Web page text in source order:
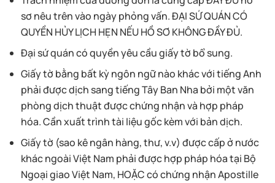
sơ nêu trên vào ngày phỏng vấn. ĐẠI SỨ QUÁN CÓ
QUYỀN HỦY LỊCH HẸN NẾU HỒ SƠ KHÔNG ĐẦY ĐỦ.
Đại sứ quán có quyền yêu cầu giấy tờ bổ sung.
Giấy tờ bằng bất kỳ ngôn ngữ nào khác với tiếng Anh
phải được dịch sang tiếng Tây Ban Nha bởi một văn
phòng dịch thuật được chứng nhận và hợp pháp
hóa. Cần xuất trình tài liệu gốc kèm với bản dịch.
Giấy tờ (sao kê ngân hàng, thư, v.v) được cấp ở nước
khác ngoài Việt Nam phải được hợp pháp hóa tại Bộ
Ngoại giao Việt Nam, HOẶC có chứng nhận Apostille